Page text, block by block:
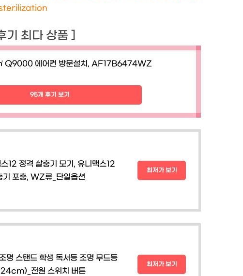
sterilization
기 최다 상품 ]
Q9000 에어컨 방문설치, AF17B6474WZ
95개 후기 보기
12 정격 살충기 모기, 유니맥스12
기 포충, WZ류_단일옵션
최저가 보기
명 스탠드 학생 독서등 조명 무드등
전원 스위치 버튼
최저가 보기